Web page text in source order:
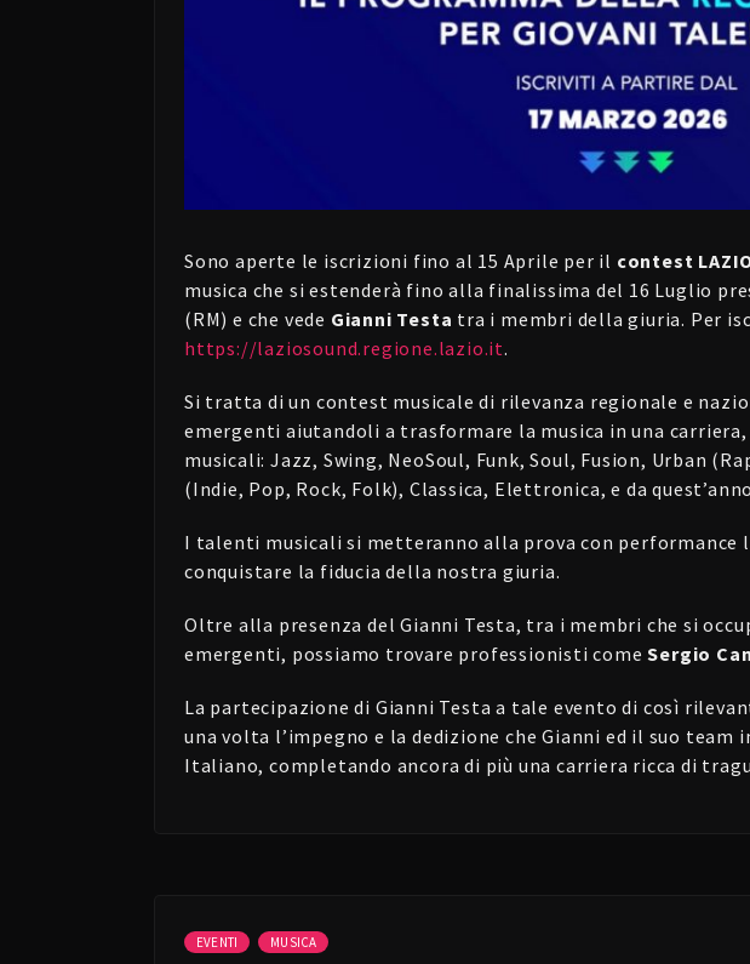
Sono aperte le iscrizioni fino al 15 Aprile per il contest
musica che si estenderà fino alla finalissima del 16 Luglio
(RM) e che vede Gianni Testa tra i membri della giuria. Per
https://laziosound.regione.lazio.it.
Si tratta di un contest musicale di rilevanza regionale e
emergenti aiutandoli a trasformare la musica in una
musicali: Jazz, Swing, NeoSoul, Funk, Soul, Fusion, Urban
(Indie, Pop, Rock, Folk), Classica, Elettronica, e da
I talenti musicali si metteranno alla prova con performance
conquistare la fiducia della nostra giuria.
Oltre alla presenza del Gianni Testa, tra i membri che si
emergenti, possiamo trovare professionisti comeSergio
La partecipazione di Gianni Testa a tale evento di così
una volta l’impegno e la dedizione che Gianni ed il suo
Italiano, completando ancora di più una carriera ricca di
EVENTI MUSICA